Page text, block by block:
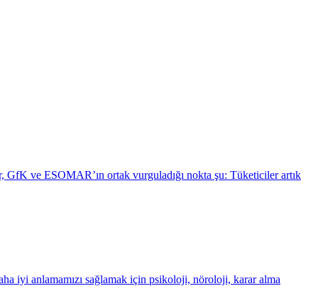
GfK ve ESOMAR’ın ortak vurguladığı nokta şu: Tüketiciler artık
iyi anlamamızı sağlamak için psikoloji, nöroloji, karar alma